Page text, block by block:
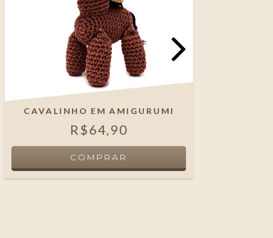
CAVALINHO EM AMIGURUMI
R$64,90